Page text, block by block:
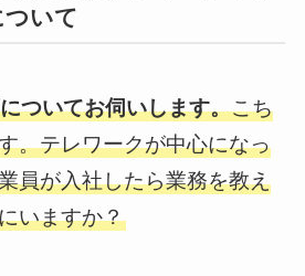
いて
ついてお伺いします。こち
。テレワークが中心になっ
員が入社したら業務を教え
いますか？